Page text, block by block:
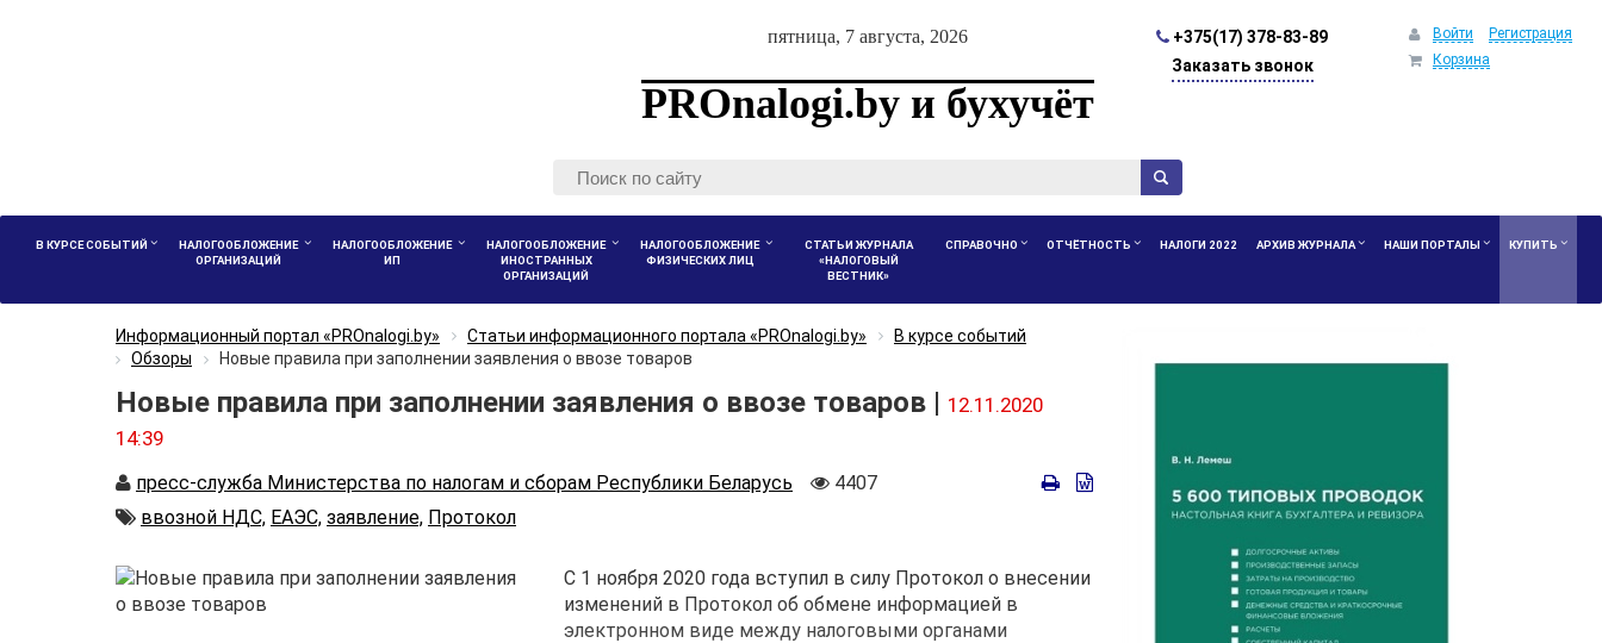
пятница, 7 августа, 2026
PROnalogi.by и бухучёт
+375(17) 378-83-89
Заказать звонок
Войти
Регистрация
Корзина
В КУРСЕ СОБЫТИЙ
НАЛОГООБЛОЖЕНИЕ
ОРГАНИЗАЦИЙ
НАЛОГООБЛОЖЕНИЕ
ИП
НАЛОГООБЛОЖЕНИЕ
ИНОСТРАННЫХ
ОРГАНИЗАЦИЙ
НАЛОГООБЛОЖЕНИЕ
ФИЗИЧЕСКИХ ЛИЦ
СТАТЬИ ЖУРНАЛА
«НАЛОГОВЫЙ
ВЕСТНИК»
СПРАВОЧНО ОТЧЁТНОСТЬ НАЛОГИ 2022 АРХИВ ЖУРНАЛА НАШИ ПОРТАЛЫ КУПИТЬ
Информационный портал «PROnalogi.by» Статьи информационного портала «PROnalogi.by»
В курсе событий
Обзоры
Новые правила при заполнении заявления о ввозе товаров
Новые правила при заполнении заявления о ввозе товаров | 12.11.2020
14:39
Автор
пресс-служба Министерства по налогам и сборам Республики Беларусь
Количество
4407
Автор
ввозной НДС, ЕАЭС, заявление, Протокол
С 1 ноября 2020 года вступил в силу Протокол о внесении
изменений в Протокол об обмене информацией в
электронном виде между налоговыми органами